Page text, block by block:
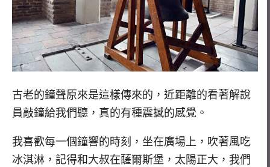
古老的鐘聲原來是這樣傳來的，近距離的看著解說
員敲鐘給我們聽，真的有種震撼的感覺。
我喜歡每一個鐘響的時刻，坐在廣場上，吹著風吃
冰淇淋，記得和大叔在薩爾斯堡，太陽正大，我們